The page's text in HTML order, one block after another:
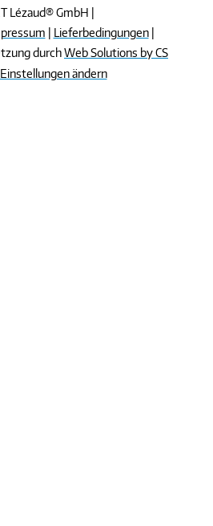
Lézaud® GmbH |
Lieferbedingungen|
durchWeb Solutions by CS
ändern